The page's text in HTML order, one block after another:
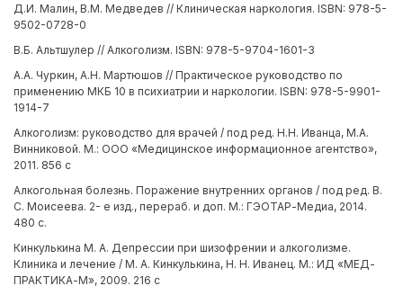
Д.И. Малин, В.М. Медведев // Клиническая наркология. ISBN: 978-5-
9502-0728-0
В.Б. Альтшулер // Алкоголизм. ISBN: 978-5-9704-1601-3
А.А. Чуркин, А.Н. Мартюшов // Практическое руководство по
применению МКБ 10 в психиатрии и наркологии. ISBN: 978-5-9901-
1914-7
Алкоголизм: руководство для врачей / под ред. Н.Н. Иванца, М.А.
Винниковой. М.: ООО «Медицинское информационное агентство»,
2011. 856 с
Алкогольная болезнь. Поражение внутренних органов / под ред. В.
С. Моисеева. 2- е изд., перераб. и доп. М.: ГЭОТАР-Медиа, 2014.
480 с.
Кинкулькина М. А. Депрессии при шизофрении и алкоголизме.
Клиника и лечение / М. А. Кинкулькина, Н. Н. Иванец. М.: ИД «МЕД-
ПРАКТИКА-М», 2009. 216 с